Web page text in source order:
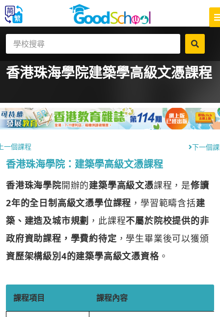
香港珠海學院建築學高級文憑課程
一個課程 下一個
香港珠海學院：建築學高級文憑課程
香港珠海學院開辦的建築學高級文憑課程，是修讀
2年的全日制高級文憑學位課程 ，學習範疇含括建
築、建造及城市規劃 ，此課程不屬於院校提供的非
政府資助課程，學費約待定 ，學生畢業後可以獲頒
資歷架構級別4的建築學高級文憑資格。
課程項目 課程內容